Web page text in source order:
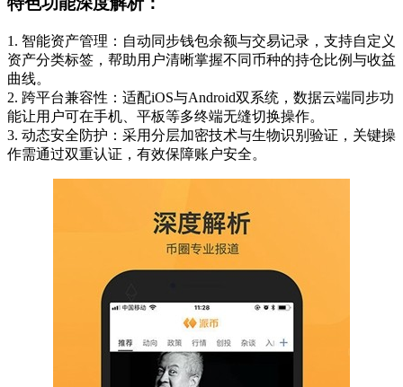
1. 智能资产管理：自动同步钱包余额与交易记录，支持自定义
资产分类标签，帮助用户清晰掌握不同币种的持仓比例与收益
曲线。
2. 跨平台兼容性：适配iOS与Android双系统，数据云端同步功
能让用户可在手机、平板等多终端无缝切换操作。
3. 动态安全防护：采用分层加密技术与生物识别验证，关键操
作需通过双重认证，有效保障账户安全。